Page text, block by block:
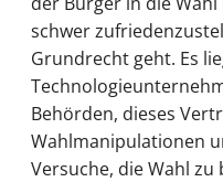
schwer
Grundrecht geht. Es
Behörden, dieses
Wahlmanipulationen
Versuche, die Wahl